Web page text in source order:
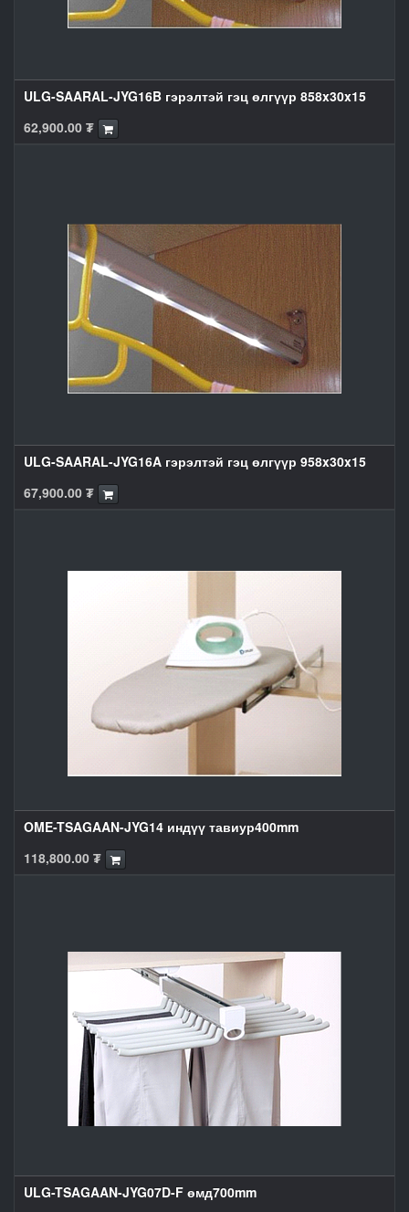
ULG-SAARAL-JYG16B гэрэлтэй гэц өлгүүр 858x30x15
62,900.00 ₮
ULG-SAARAL-JYG16A гэрэлтэй гэц өлгүүр 958x30x15
67,900.00 ₮
OME-TSAGAAN-JYG14 индүү тавиур400mm
118,800.00 ₮
ULG-TSAGAAN-JYG07D-F өмд700mm